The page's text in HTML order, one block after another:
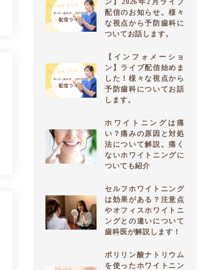
ン】2026年2月ライブ
配信のお知らせ。様々
な視点から予防歯科に
ついてお話します。
【インフォメーショ
ン】ライブ配信始めま
した！様々な視点から
予防歯科についてお話
します。
ホワイトニングは痛
い？痛みの原因と対処
法について解説。痛く
ないホワイトニングに
ついても紹介
セルフホワイトニング
は効果がある？注意点
やオフィスホワイトニ
ングとの違いについて
歯科医が解説します！
ポリリン酸ナトリウム
を使ったホワイトニン